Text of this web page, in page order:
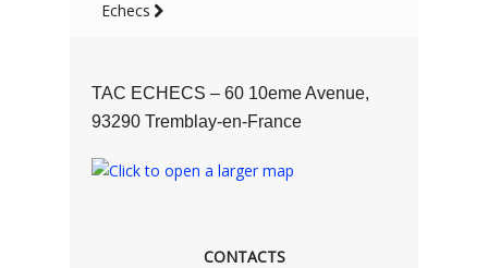
Echecs
TAC ECHECS – 60 10eme Avenue,
93290 Tremblay-en-France
CONTACTS